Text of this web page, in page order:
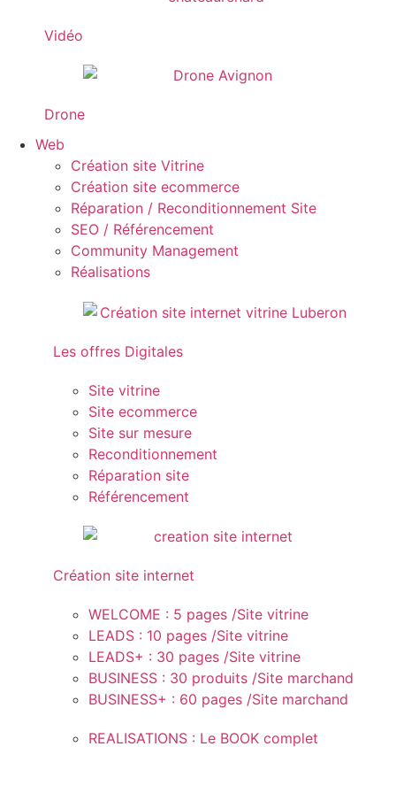
Vidéo
Drone
Web
Création site Vitrine
Création site ecommerce
Réparation / Reconditionnement Site
SEO / Référencement
Community Management
Réalisations
Les offres Digitales
Site vitrine
Site ecommerce
Site sur mesure
Reconditionnement
Réparation site
Référencement
Création site internet
WELCOME : 5 pages /Site vitrine
LEADS : 10 pages /Site vitrine
LEADS+ : 30 pages /Site vitrine
BUSINESS : 30 produits /Site marchand
BUSINESS+ : 60 pages /Site marchand
REALISATIONS : Le BOOK complet